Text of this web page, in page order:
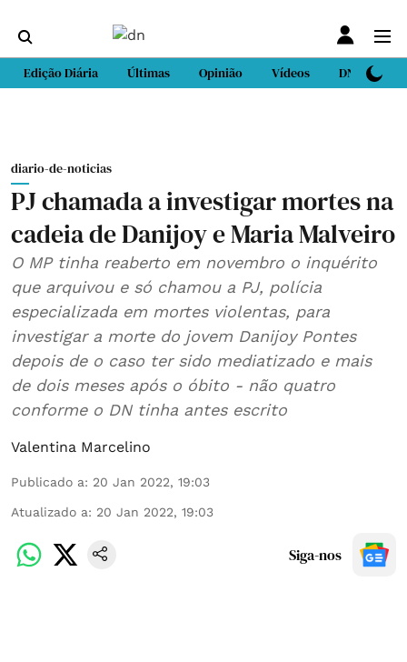
Edição Diária Últimas Opinião Vídeos DN Sport
diario-de-noticias
PJ chamada a investigar mortes na
cadeia de Danijoy e Maria Malveiro
O MP tinha reaberto em novembro o inquérito
que arquivou e só chamou a PJ, polícia
especializada em mortes violentas, para
investigar a morte do jovem Danijoy Pontes
depois de o caso ter sido mediatizado e mais
de dois meses após o óbito - não quatro
conforme o DN tinha antes escrito
Valentina Marcelino
Publicado a: 20 Jan 2022, 19:03
Atualizado a: 20 Jan 2022, 19:03
Siga-nos